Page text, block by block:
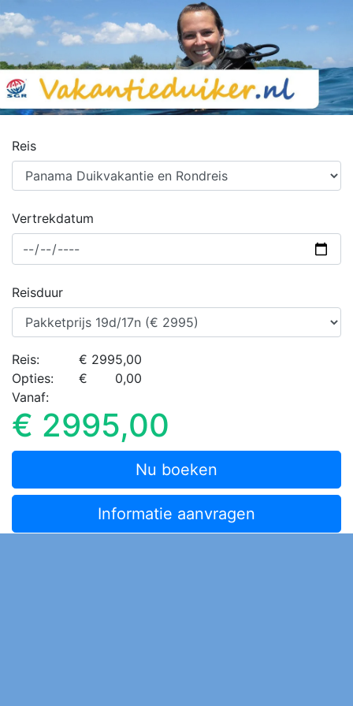
Reis
Vertrekdatum
Reisduur
Reis:
2995,00
Opties:
0,00
Vanaf:
€ 2995,00
Nu boeken
Informatie aanvragen